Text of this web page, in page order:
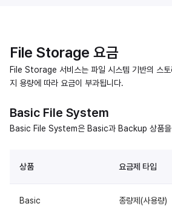
File Storage 요금
File Storage 서비스는 파일 시스템 기반의 스토
지 용량에 따라 요금이 부과됩니다.
Basic File System
Basic File System은 Basic과 Backup 상품을
상품 요금제 타입
Basic 종량제(사용량)